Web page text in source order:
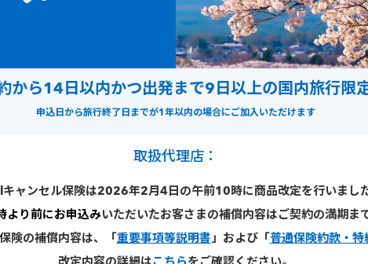
から14日以内かつ出発まで9日以上の国内旅行限
申込日から旅行終了日までが1年以内の場合にご加入いただけます
取扱代理店：
ャンセル保険は2026年2月4日の午前10時に商品改定を行いました
り前にお申込みいただいたお客さまの補償内容はご契約の満期ま
険の補償内容は、「 重要事項等説明書」および「 普通保険約款・特